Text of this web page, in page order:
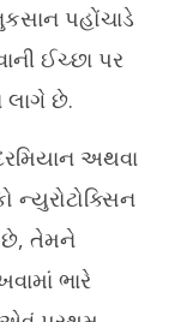
પહોંચાડે
ઈચ્છા પર
લાગે છે.
અથવા
છે, તેમને
ભારે